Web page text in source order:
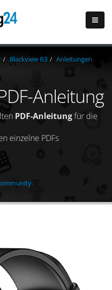
Blackview R3
Anleitungen
Anleitung
PDF-Anleitungfür die
einzelne PDFs